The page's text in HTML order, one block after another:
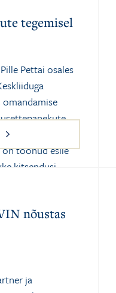
tegemisel
Pettai osales
omandamise
on toonud esile
kitsendusi ...
nõustas
ja